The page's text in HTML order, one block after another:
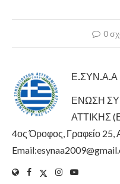
0
Ε.ΣΥΝ.Α.Α
ΕΝΩΣΗ
ΑΤΤΙΚΗΣ
4ος Όροφος, Γραφείο 25,